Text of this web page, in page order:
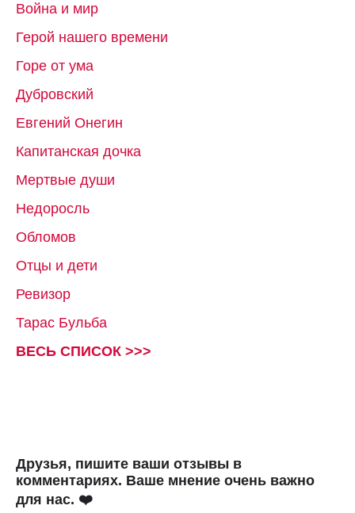
Война и мир
Герой нашего времени
Горе от ума
Дубровский
Евгений Онегин
Капитанская дочка
Мертвые души
Недоросль
Обломов
Отцы и дети
Ревизор
Тарас Бульба
ВЕСЬ СПИСОК >>>
Друзья, пишите ваши отзывы в
комментариях. Ваше мнение очень важно
для нас. ❤️